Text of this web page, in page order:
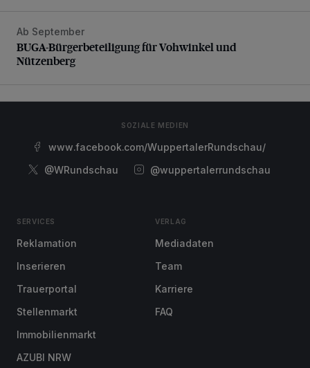
BUGA-Bürgerbeteiligung für Vohwinkel und Nützenberg
Ab September
BUGA-Bürgerbeteiligung für Vohwinkel und
Nützenberg
SOZIALE MEDIEN
www.facebook.com/WuppertalerRundschau/
@WRundschau
@wuppertalerrundschau
SERVICES
Reklamation
Inserieren
Trauerportal
Stellenmarkt
Immobilienmarkt
AZUBI NRW
VERLAG
Mediadaten
Team
Karriere
FAQ